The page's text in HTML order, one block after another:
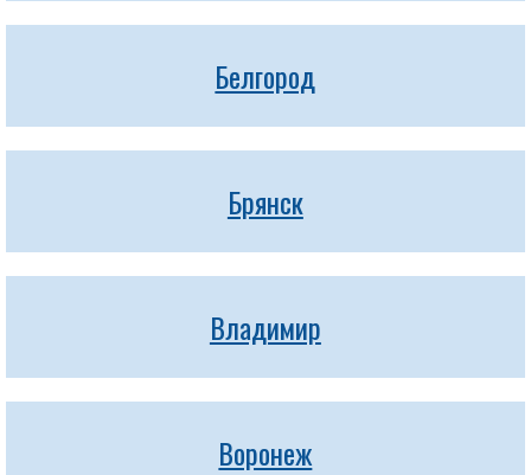
Белгород
Брянск
Владимир
Воронеж